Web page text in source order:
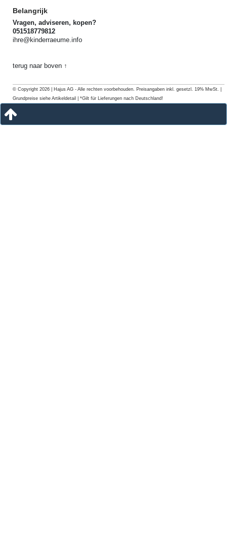
Belangrijk
Vragen, adviseren, kopen?
051518779812
ihre@kinderraeume.info
terug naar boven ↑
© Copyright 2026 | Hajus AG - Alle rechten voorbehouden. Preisangaben inkl. gesetzl. 19% MwSt. |
Grundpreise siehe Artikeldetail | *Gilt für Lieferungen nach Deutschland!